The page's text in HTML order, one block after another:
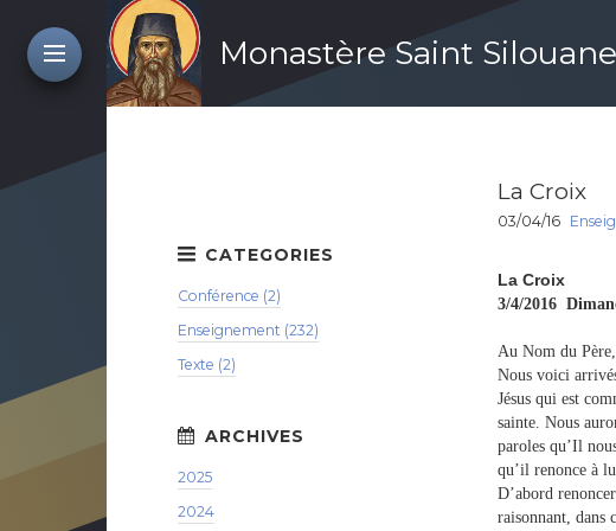
Monastère Saint Silouane
La Croix
03/04/16
La Croix
3/4/2016
Au Nom du
Nous voici
Jésus qui est
sainte. Nous
paroles qu’Il
qu’il renonce à
D’abord
raisonnant, dans
Conférence (2)
Enseignement (232)
Texte (2)
2025
2024